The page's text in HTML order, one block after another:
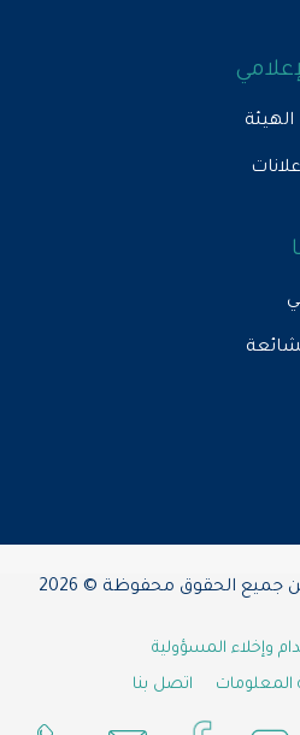
الحقوق محفوظة © 2026
وإخلاء المسؤولية
اتصل بنا